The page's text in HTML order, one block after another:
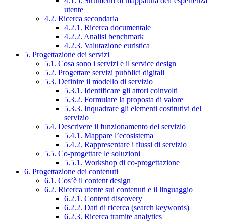
utente
4.2. Ricerca secondaria
4.2.1. Ricerca documentale
4.2.2. Analisi benchmark
4.2.3. Valutazione euristica
5. Progettazione dei servizi
5.1. Cosa sono i servizi e il service design
5.2. Progettare servizi pubblici digitali
5.3. Definire il modello di servizio
5.3.1. Identificare gli attori coinvolti
5.3.2. Formulare la proposta di valore
5.3.3. Inquadrare gli elementi costitutivi del
servizio
5.4. Descrivere il funzionamento del servizio
5.4.1. Mappare l’ecosistema
5.4.2. Rappresentare i flussi di servizio
5.5. Co-progettare le soluzioni
5.5.1. Workshop di co-progettazione
6. Progettazione dei contenuti
6.1. Cos’è il content design
6.2. Ricerca utente sui contenuti e il linguaggio
6.2.1. Content discovery
6.2.2. Dati di ricerca (search keywords)
6.2.3. Ricerca tramite analytics